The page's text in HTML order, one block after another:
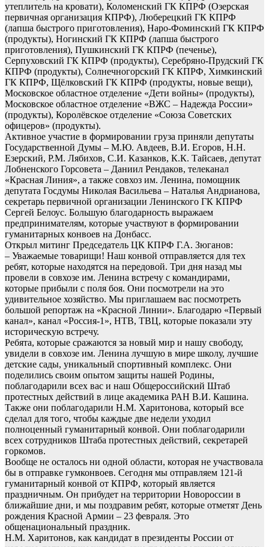
утеплитель на кровати), Коломенский ГК КПРФ (Озерская
первичная организация КПРФ), Люберецкий ГК КПРФ
(лапша быстрого приготовления), Наро-Фоминский ГК КПРФ
(продукты), Ногинский ГК КПРФ (лапша быстрого
приготовления), Пушкинский ГК КПРФ (печенье),
Серпуховский ГК КПРФ (продукты), Серебряно-Прудский ГК
КПРФ (продукты), Солнечногорский ГК КПРФ, Химкинский
ГК КПРФ, Щёлковский ГК КПРФ (продукты, новые вещи),
Московское областное отделение «Дети войны» (продукты),
Московское областное отделение «ВЖС – Надежда России»
(продукты), Королёвское отделение «Союза Советских
офицеров» (продукты).
Активное участие в формировании груза приняли депутаты
Государственной Думы – М.Ю. Авдеев, В.И. Егоров, Н.Н.
Езерский, Р.М. Лябихов, С.И. Казанков, К.К. Тайсаев, депутат
Лобненского Горсовета – Даниил Рендаков, телеканал
«Красная Линия», а также совхоз им. Ленина, помощник
депутата Госдумы Николая Васильева – Наталья Андрианова,
секретарь первичной организации Ленинского ГК КПРФ
Сергей Белоус. Большую благодарность выражаем
предпринимателям, которые участвуют в формировании
гуманитарных конвоев на Донбасс.
Открыл митинг Председатель ЦК КПРФ Г.А. Зюганов:
– Уважаемые товарищи! Наш конвой отправляется для тех
ребят, которые находятся на передовой. Три дня назад мы
провели в совхозе им. Ленина встречу с командирами,
которые прибыли с поля боя. Они посмотрели на это
удивительное хозяйство. Мы приглашаем вас посмотреть
большой репортаж на «Красной Линии». Благодарю «Первый
канал», канал «Россия-1», НТВ, ТВЦ, которые показали эту
историческую встречу.
Ребята, которые сражаются за новый мир и нашу свободу,
увидели в совхозе им. Ленина лучшую в мире школу, лучшие
детские сады, уникальный спортивный комплекс. Они
поделились своим опытом защиты нашей Родины,
поблагодарили всех вас и наш Общероссийский Штаб
протестных действий в лице академика РАН В.И. Кашина.
Также они поблагодарили Н.М. Харитонова, который все
сделал для того, чтобы каждые две недели уходил
полноценный гуманитарный конвой. Они поблагодарили
всех сотрудников Штаба протестных действий, секретарей
горкомов.
Вообще не осталось ни одной области, которая не участвовала
бы в отправке гумконвоев. Сегодня мы отправляем 121-й
гуманитарный конвой от КПРФ, который является
праздничным. Он прибудет на территории Новороссии в
ближайшие дни, и мы поздравим ребят, которые отметят День
рождения Красной Армии – 23 февраля. Это
общенациональный праздник.
Н.М. Харитонов, как кандидат в президенты России от